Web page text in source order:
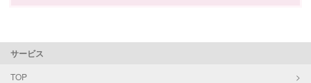
サービス
TOP